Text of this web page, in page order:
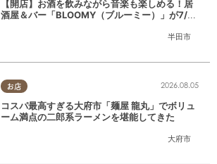
半田市
【開店】お酒を飲みながら音楽も楽しめる！居
酒屋＆バー「BLOOMY（ブルーミー）」が7/3
お店
大府市
2026.08.05
コスパ最高すぎる大府市「麺屋 龍丸」でボリュ
ーム満点の二郎系ラーメンを堪能してきた